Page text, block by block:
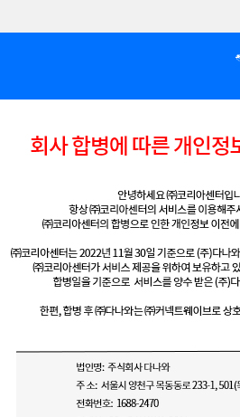
인기검색어 맞춤형디자인무료